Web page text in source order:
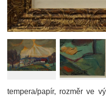
tempera/papír, rozměr ve